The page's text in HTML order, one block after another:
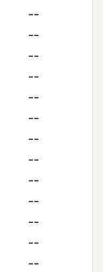
--
--
--
--
--
--
--
--
--
--
--
--
--